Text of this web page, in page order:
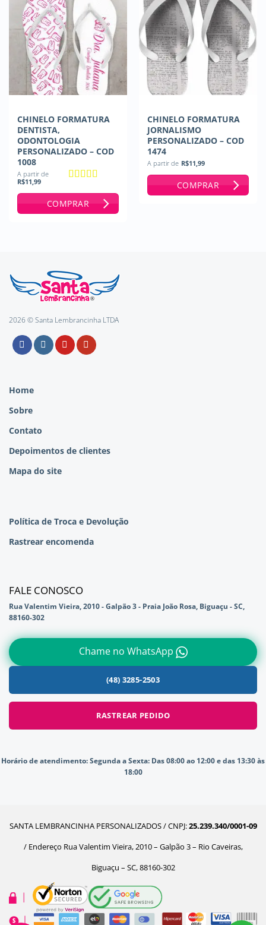
CHINELO FORMATURA
DENTISTA,
ODONTOLOGIA
PERSONALIZADO – COD
1008
A partir de
R$11,99
COMPRAR
CHINELO FORMATURA
JORNALISMO
PERSONALIZADO – COD
1474
A partir de R$11,99
COMPRAR
2026 © Santa Lembrancinha LTDA
Home
Sobre
Contato
Depoimentos de clientes
Mapa do site
Política de Troca e Devolução
Rastrear encomenda
FALE CONOSCO
Rua Valentim Vieira, 2010 - Galpão 3 - Praia João Rosa, Biguaçu - SC,
88160-302
Chame no WhatsApp
(48) 3285-2503
RASTREAR PEDIDO
Horário de atendimento:Segunda a Sexta: Das 08:00 ao 12:00 e das 13:30 às
18:00
SANTA LEMBRANCINHA PERSONALIZADOS / CNPJ:25.239.340/0001-09
/ Endereço Rua Valentim Vieira, 2010 – Galpão 3 – Rio Caveiras,
Biguaçu – SC, 88160-302